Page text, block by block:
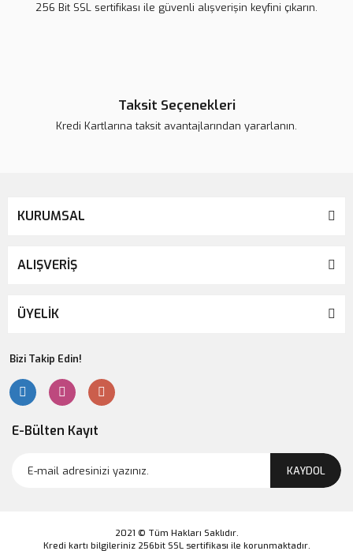
256 Bit SSL sertifikası ile güvenli alışverişin keyfini çıkarın.
Taksit Seçenekleri
Kredi Kartlarına taksit avantajlarından yararlanın.
KURUMSAL
ALIŞVERİŞ
ÜYELİK
Bizi Takip Edin!
E-Bülten Kayıt
KAYDOL
2021 © Tüm Hakları Saklıdır.
Kredi kartı bilgileriniz 256bit SSL sertifikası ile korunmaktadır.